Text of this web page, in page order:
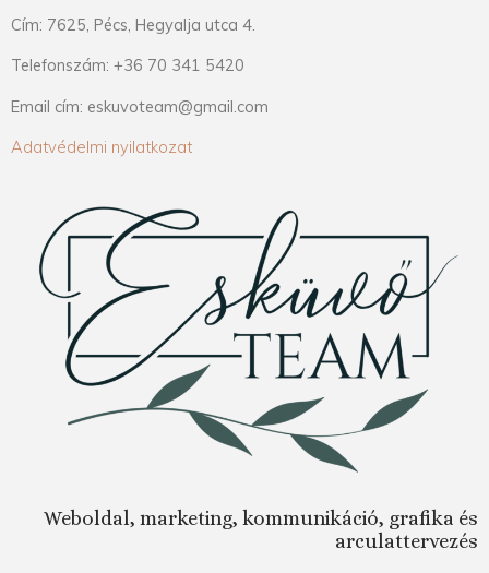
Cím: 7625, Pécs, Hegyalja utca 4.
Telefonszám: +36 70 341 5420
Email cím: eskuvoteam@gmail.com
Adatvédelmi nyilatkozat
Weboldal, marketing, kommunikáció, grafika és
arculattervezés